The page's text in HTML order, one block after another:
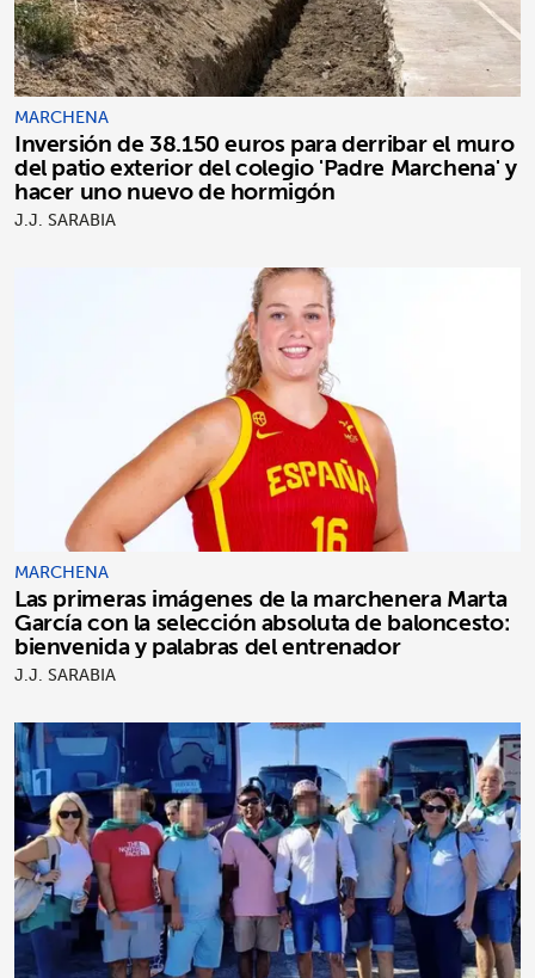
MARCHENA
Inversión de 38.150 euros para derribar el muro
del patio exterior del colegio 'Padre Marchena' y
hacer uno nuevo de hormigón
J.J. SARABIA
MARCHENA
Las primeras imágenes de la marchenera Marta
García con la selección absoluta de baloncesto:
bienvenida y palabras del entrenador
J.J. SARABIA